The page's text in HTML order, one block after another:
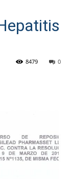
0
8479